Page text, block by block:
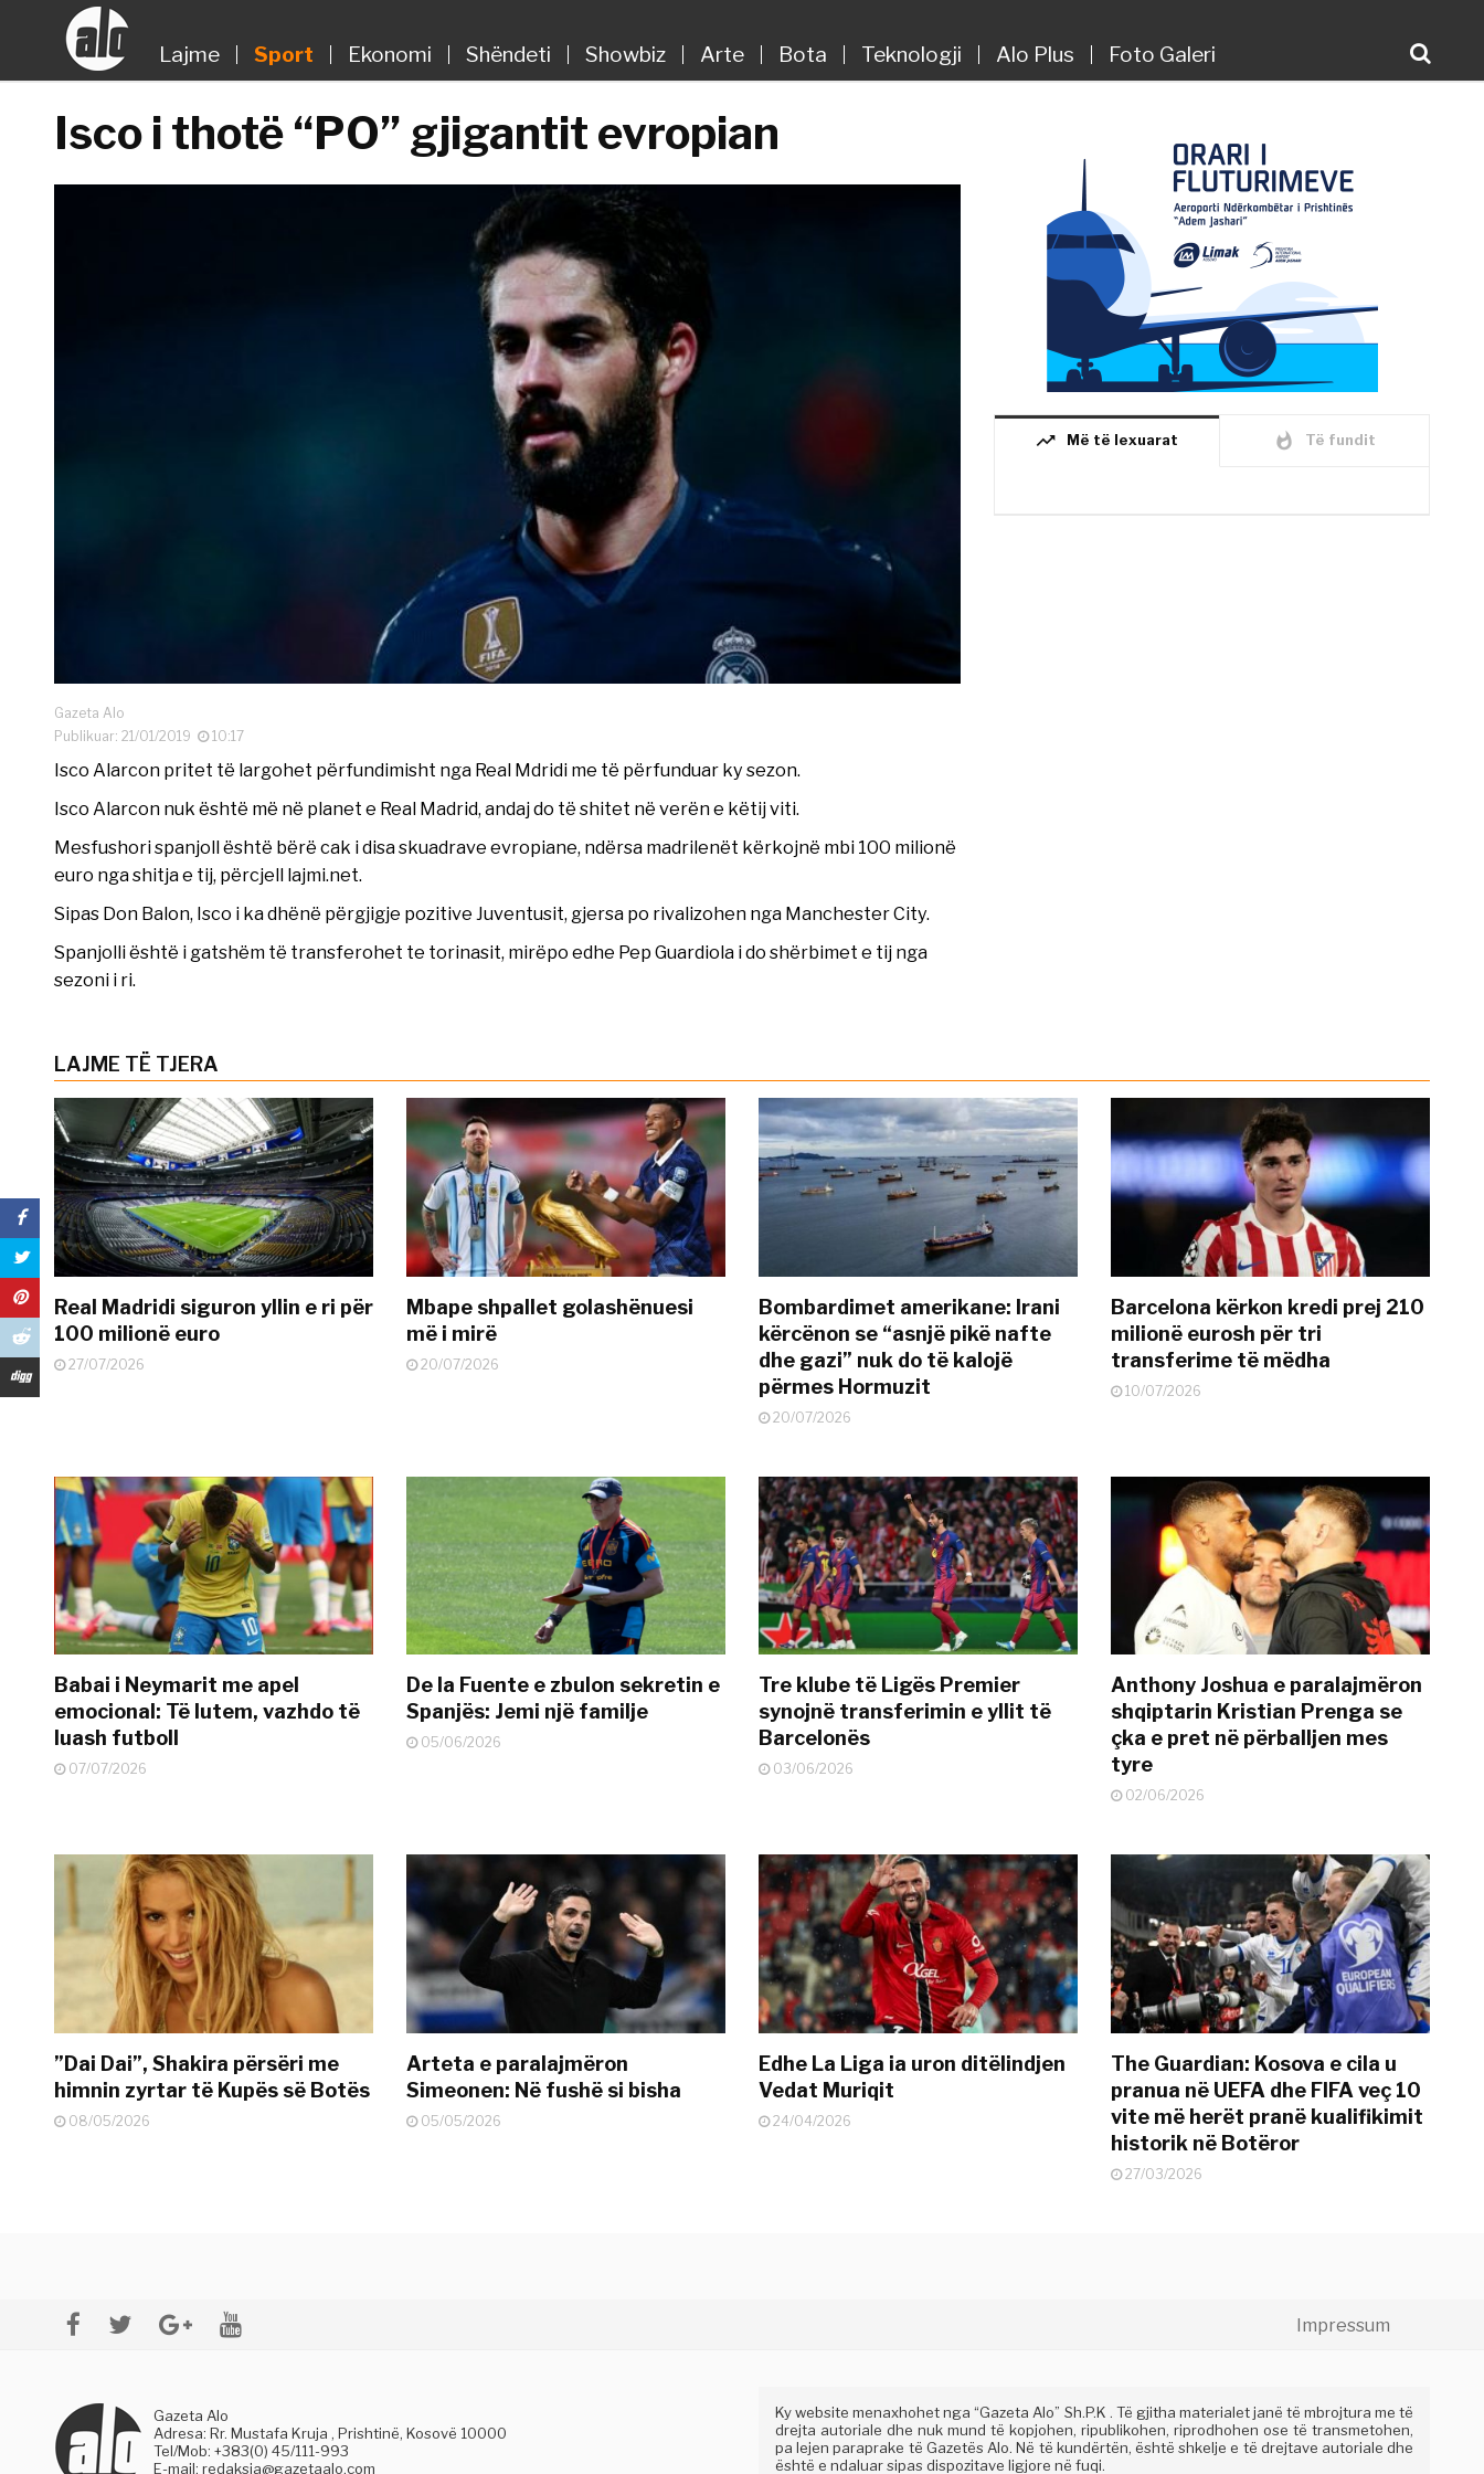
Lajme Sport Ekonomi Shëndeti Showbiz Arte Bota Teknologji Alo Plus Foto Galeri
Isco i thotë “PO” gjigantit evropian
Gazeta Alo
Publikuar: 21/01/2019
10:17
Isco Alarcon pritet të largohet përfundimisht nga Real Mdridi me të përfunduar ky sezon.
Isco Alarcon nuk është më në planet e Real Madrid, andaj do të shitet në verën e këtij viti.
Mesfushori spanjoll është bërë cak i disa skuadrave evropiane, ndërsa madrilenët kërkojnë mbi 100 milionë
euro nga shitja e tij, përcjell lajmi.net.
Sipas Don Balon, Isco i ka dhënë përgjigje pozitive Juventusit, gjersa po rivalizohen nga Manchester City.
Spanjolli është i gatshëm të transferohet te torinasit, mirëpo edhe Pep Guardiola i do shërbimet e tij nga
sezoni i ri.
trending_up Më të lexuarat whatshot Të fundit
LAJME TË TJERA
Real Madridi siguron yllin e ri për
100 milionë euro
27/07/2026
Mbape shpallet golashënuesi
më i mirë
20/07/2026
Bombardimet amerikane: Irani
kërcënon se “asnjë pikë nafte
dhe gazi” nuk do të kalojë
përmes Hormuzit
20/07/2026
Barcelona kërkon kredi prej 210
milionë eurosh për tri
transferime të mëdha
10/07/2026
Babai i Neymarit me apel
emocional: Të lutem, vazhdo të
luash futboll
07/07/2026
De la Fuente e zbulon sekretin e
Spanjës: Jemi një familje
05/06/2026
Tre klube të Ligës Premier
synojnë transferimin e yllit të
Barcelonës
03/06/2026
Anthony Joshua e paralajmëron
shqiptarin Kristian Prenga se
çka e pret në përballjen mes
tyre
02/06/2026
”Dai Dai”, Shakira përsëri me
himnin zyrtar të Kupës së Botës
08/05/2026
Arteta e paralajmëron
Simeonen: Në fushë si bisha
05/05/2026
Edhe La Liga ia uron ditëlindjen
Vedat Muriqit
24/04/2026
The Guardian: Kosova e cila u
pranua në UEFA dhe FIFA veç 10
vite më herët pranë kualifikimit
historik në Botëror
27/03/2026
Impressum
Gazeta Alo
Adresa: Rr. Mustafa Kruja , Prishtinë, Kosovë 10000
Tel/Mob: +383(0) 45/111-993
E-mail: redaksia@gazetaalo.com
Ky website menaxhohet nga “Gazeta Alo” Sh.P.K . Të gjitha materialet janë të mbrojtura me të
drejta autoriale dhe nuk mund të kopjohen, ripublikohen, riprodhohen ose të transmetohen,
pa lejen paraprake të Gazetës Alo. Në të kundërtën, është shkelje e të drejtave autoriale dhe
është e ndaluar sipas dispozitave ligjore në fuqi.